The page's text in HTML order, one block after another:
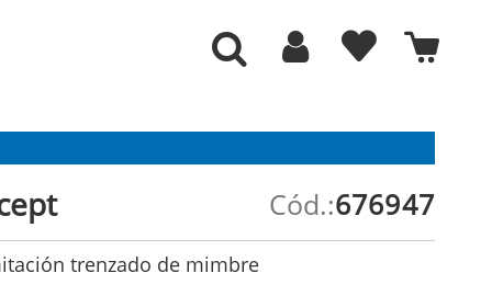
676947
Cód.:
trenzado de mimbre